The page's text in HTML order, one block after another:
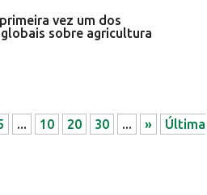
vez um dos
sobre agricultura
... 10 20 30 ... »
Última